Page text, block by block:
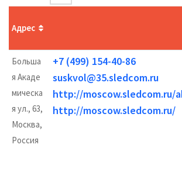
Адрес
Больша
я Акаде
мическа
я ул., 63,
Москва,
Россия
+7 (499) 154-40-86
suskvol@35.sledcom.ru
http://moscow.sledcom.ru/
http://moscow.sledcom.ru/